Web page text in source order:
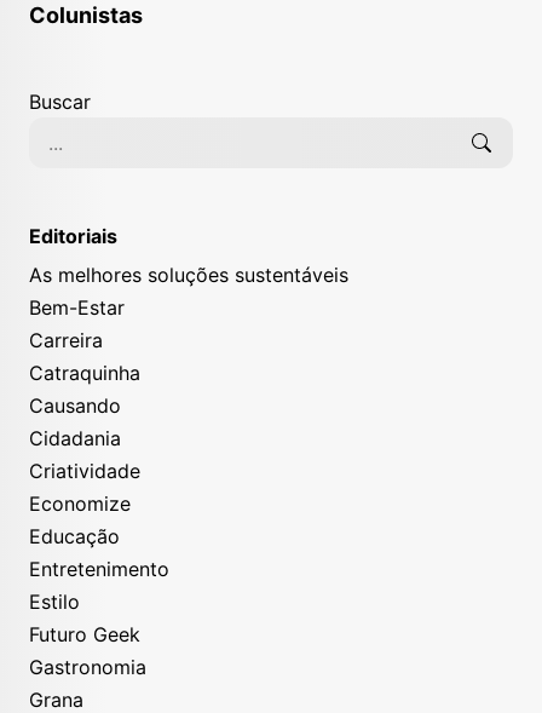
Colunistas
Buscar
Editoriais
As melhores soluções sustentáveis
Bem-Estar
Carreira
Catraquinha
Causando
Cidadania
Criatividade
Economize
Educação
Entretenimento
Estilo
Futuro Geek
Gastronomia
Grana